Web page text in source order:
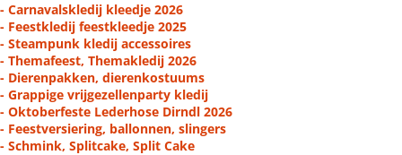
- Carnavalskledij kleedje 2026
- Feestkledij feestkleedje 2025
- Steampunk kledij accessoires
- Themafeest, Themakledij 2026
- Dierenpakken, dierenkostuums
- Grappige vrijgezellenparty kledij
- Oktoberfeste Lederhose Dirndl 2026
- Feestversiering, ballonnen, slingers
- Schmink, Splitcake, Split Cake